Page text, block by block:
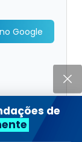
Google
de